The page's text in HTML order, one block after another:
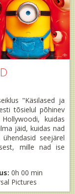
"Käsilased ja
tõsielul põhinev
kuidas
jäid, kuidas nad
seejärel
mille nad ise
0h 00 min
Pictures